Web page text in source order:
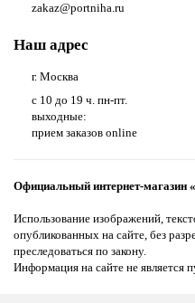
zakaz@portniha.ru
Наш адрес
г. Москва
с 10 до 19 ч. пн-пт.
выходные:
прием заказов online
Официальный интернет-магазин
Использование изображений,
опубликованных на сайте, без
преследоваться по закону.
Информация на сайте не является